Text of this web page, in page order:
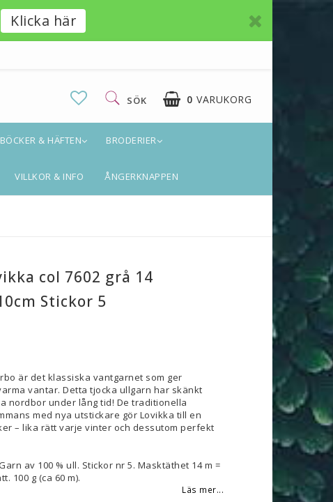
Klicka här
0 VARUKORG
SÖK
BÖCKER & HÄFTEN BRODERIER
VILLKOR & INFO ÅNGERKNAPPEN
col 7602 grå 14
Stickor 5
i favoritlistan
är det klassiska vantgarnet som ger
vantar. Detta tjocka ullgarn har skänkt
nordbor under lång tid! De traditionella
med nya utstickare gör Lovikka till en
– lika rätt varje vinter och dessutom perfekt
av 100 % ull. Stickor nr 5. Masktäthet 14 m =
100 g (ca 60 m).
Läs mer...